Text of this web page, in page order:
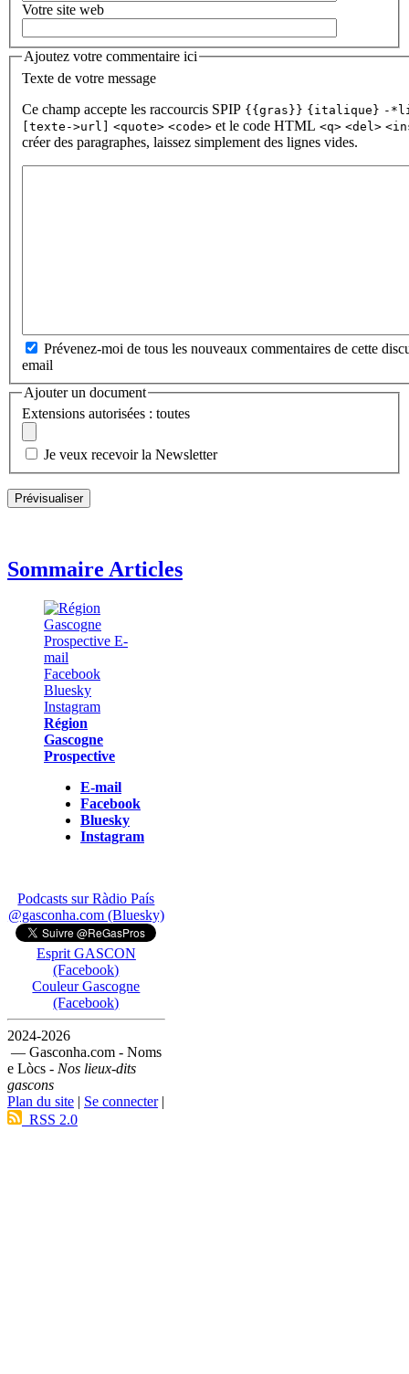
Votre site web
Ajoutez votre commentaire ici
Texte de votre message
Ce champ accepte les raccourcis SPIP {{gras}} {italique} -
[texte->url] <quote> <code> et le code HTML <q> <del>
créer des paragraphes, laissez simplement des lignes vides.
Prévenez-moi de tous les nouveaux commentaires de cette
email
Ajouter un document
Extensions autorisées : toutes
Je veux recevoir la Newsletter
Sommaire Articles
Région
Gascogne
Prospective
E-mail
Facebook
Bluesky
Instagram
Podcasts sur Ràdio País
@gasconha.com (Bluesky)
Esprit GASCON
(Facebook)
Couleur Gascogne
(Facebook)
2024-2026
— Gasconha.com - Noms
e Lòcs - Nos lieux-dits
gascons
Plan du site | Se connecter|
RSS 2.0